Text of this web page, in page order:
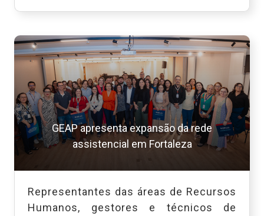
GEAP apresenta expansão da rede
assistencial em Fortaleza
Representantes das áreas de Recursos
Humanos, gestores e técnicos de